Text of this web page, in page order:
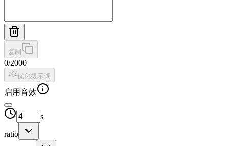
复制
0/2000
优化提示词
启用音效
s
ratio